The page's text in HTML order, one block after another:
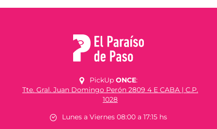
PickUp ONCE:
Tte. Gral. Juan Domingo Perón 2809 4 E CABA | C.P.
1028
Lunes a Viernes 08:00 a 17:15 hs